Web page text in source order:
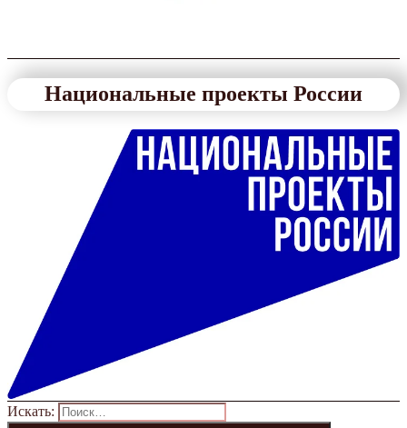
Национальные проекты России
Искать: